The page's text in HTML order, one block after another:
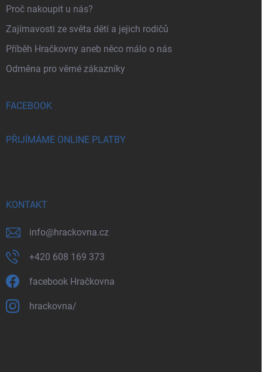
Proč nakoupit u nás?
Zajímavosti ze světa dětí a jejich rodičů
Příběh Hračkovny aneb něco málo o nás
Odměna pro věrné zákazníky
FACEBOOK
PŘIJÍMÁME ONLINE PLATBY
KONTAKT
info@hrackovna.cz
+420 608 169 373
facebook Hračkovna
hrackovna/